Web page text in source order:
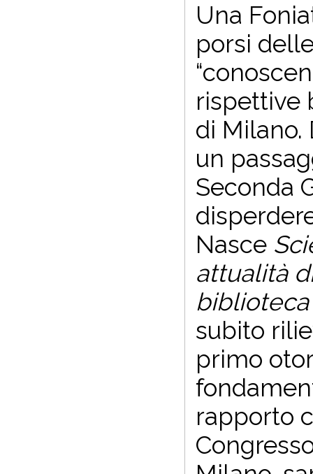
Una
porsi
rispettive
di Milano.
un
Seconda
Nasce
attualità
biblioteca
subito
primo
rapporto